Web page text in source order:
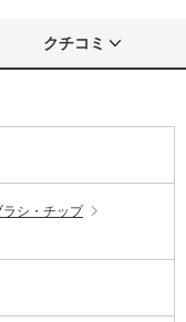
クチコミ
ラシ・チップ